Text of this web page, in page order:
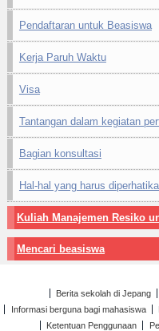
Pendaftaran untuk Beasiswa
Kerja Paruh Waktu
Visa
Tantangan dalam kegiatan
Bagian konsultasi
Hal-hal yang harus
Kuliah Manajemen Resiko
Mencari beasiswa
Berita sekolah di Jepang
Informasi berguna bagi mahasiswa
Ketentuan Penggunaan